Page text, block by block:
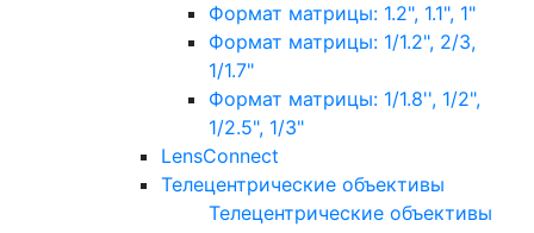
Формат матрицы: 1.2", 1.1", 1"
Формат матрицы: 1/1.2", 2/3,
1/1.7"
Формат матрицы: 1/1.8'', 1/2",
1/2.5", 1/3"
LensConnect
Телецентрические объективы
Телецентрические объективы